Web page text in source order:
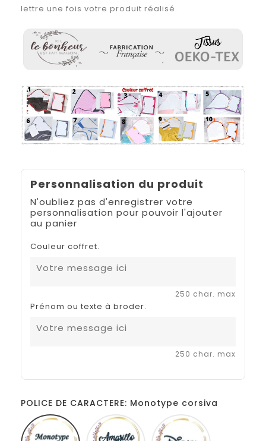
lettre une fois votre produit réalisé.
Personnalisation du produit
N'oubliez pas d'enregistrer votre
personnalisation pour pouvoir l'ajouter
au panier
Couleur coffret.
250 char. max
Prénom ou texte à broder.
250 char. max
POLICE DE CARACTERE: Monotype corsiva
Monotype
corsiva
Amarillo